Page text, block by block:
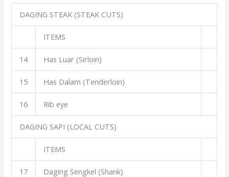
DAGING STEAK (STEAK CUTS)
ITEMS
14 Has Luar (Sirloin)
15 Has Dalam (Tenderloin)
16 Rib eye
DAGING SAPI (LOCAL CUTS)
ITEMS
17 Daging Sengkel (Shank)